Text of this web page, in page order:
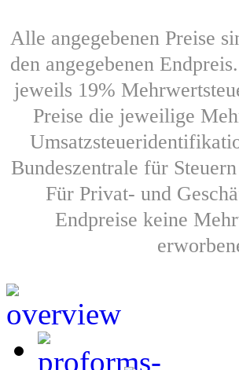
Alle angegebenen Preise
den angegebenen
jeweils 19%
Preise die jeweilige
Bundeszentrale für
Für Privat- und
Endpreise keine